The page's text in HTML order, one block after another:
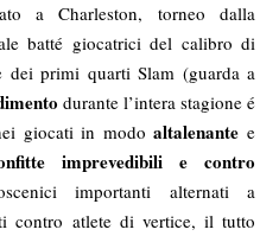
a Charleston, torneo dalla
batté giocatrici del calibro di
dei primi quarti Slam (guarda a
durante l’intera stagione é
giocati in modoaltalenante e
imprevedibili e contro
importanti alternati a
contro atlete di vertice, il tutto